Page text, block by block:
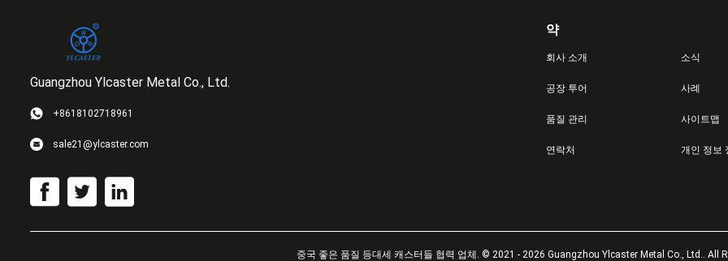
Guangzhou Ylcaster Metal Co., Ltd.
+8618102718961
sale21@ylcaster.com
약
회사 소개
공장 투어
품질 관리
연락처
소식
사례
사이트맵
개인 정보
중국 좋은 품질 등대세 캐스터들 협력 업체. © 2021 - 2026 Guangzhou Ylcaster Metal Co., Ltd.. All